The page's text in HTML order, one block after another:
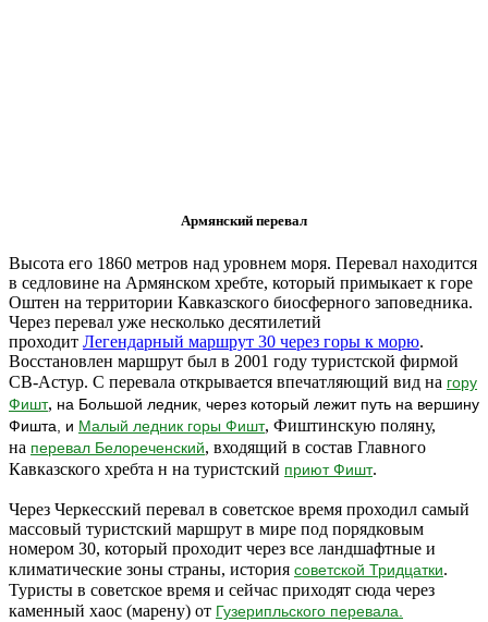
Армянский перевал
Высота его 1860 метров над уровнем моря. Перевал находится
в седловине на Армянском хребте, который примыкает к горе
Оштен на территории Кавказского биосферного заповедника.
Через перевал уже несколько десятилетий
проходит Легендарный маршрут 30 через горы к морю.
Восстановлен маршрут был в 2001 году туристской фирмой
СВ-Астур. С перевала открывается впечатляющий вид на гору
Фишт, на Большой ледник, через который лежит путь на вершину
Фишта, и Малый ледник горы Фишт, Фиштинскую поляну,
на перевал Белореченский, входящий в состав Главного
Кавказского хребта н на туристский приют Фишт.
Через Черкесский перевал в советское время проходил самый
массовый туристский маршрут в мире под порядковым
номером 30, который проходит через все ландшафтные и
климатические зоны страны, история советской Тридцатки.
Туристы в советское время и сейчас приходят сюда через
каменный хаос (марену) от Гузерипльского перевала.